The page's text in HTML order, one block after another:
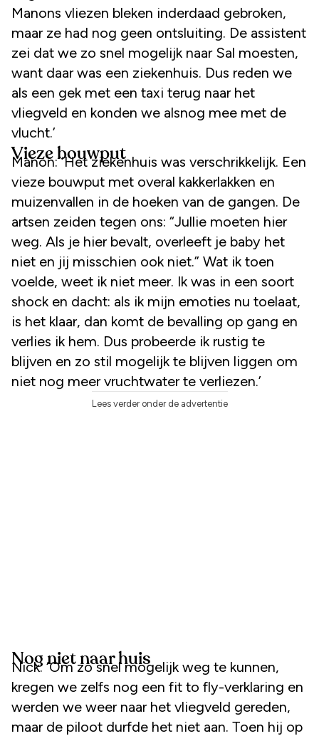
Manons vliezen bleken inderdaad gebroken,
maar ze had nog geen ontsluiting. De assistent
zei dat we zo snel mogelijk naar Sal moesten,
want daar was een ziekenhuis. Dus reden we
als een gek met een taxi terug naar het
vliegveld en konden we alsnog mee met de
vlucht.’
Vieze bouwput
Manon: ‘Het ziekenhuis was verschrikkelijk. Een
vieze bouwput met overal kakkerlakken en
muizenvallen in de hoeken van de gangen. De
artsen zeiden tegen ons: “Jullie moeten hier
weg. Als je hier bevalt, overleeft je baby het
niet en jij misschien ook niet.” Wat ik toen
voelde, weet ik niet meer. Ik was in een soort
shock en dacht: als ik mijn emoties nu toelaat,
is het klaar, dan komt de bevalling op gang en
verlies ik hem. Dus probeerde ik rustig te
blijven en zo stil mogelijk te blijven liggen om
niet nog meer vruchtwater te verliezen.’
Lees verder onder de advertentie
Nog niet naar huis
Nick: ‘Om zo snel mogelijk weg te kunnen,
kregen we zelfs nog een fit to fly-verklaring en
werden we weer naar het vliegveld gereden,
maar de piloot durfde het niet aan. Toen hij op